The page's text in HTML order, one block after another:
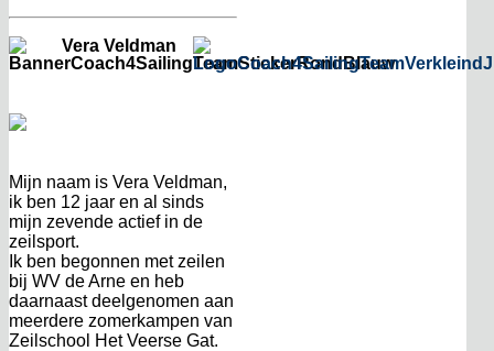
Vera Veldman
Mijn naam is Vera Veldman,
ik ben 12 jaar en al sinds
mijn zevende actief in de
zeilsport.
Ik ben begonnen met zeilen
bij WV de Arne en heb
daarnaast deelgenomen aan
meerdere zomerkampen van
Zeilschool Het Veerse Gat.